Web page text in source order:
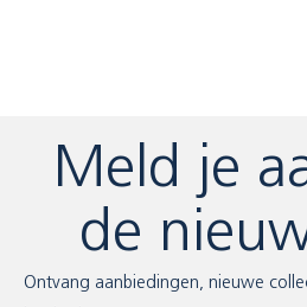
Meld je
de
Ontvang aanbiedingen, nieuwe